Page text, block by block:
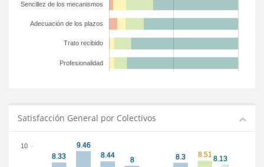
Sencillez de los mecanismos
Adecuación de los plazos
Trato recibido
Profesionalidad
Satisfacción General por Colectivos
10